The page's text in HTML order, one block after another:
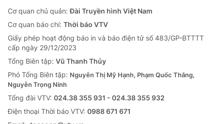
Ðiện thoại Thời báo VTV:
024.66 897 897
Email:
toasoan@vtv.vn
Liên hệ quảng cáo:
024-7300.7108
Cơ quan chủ quản:Đài Truyền hình Việt Nam
Cơ quan báo chí: Thời báo VTV
Giấy phép hoạt động báo in và báo điện tử số 483/GP-BTTTT
cấp ngày 29/12/2023
Tổng Biên tập: Vũ Thanh Thủy
Phó Tổng Biên tập: Nguyễn Thị Mỹ Hạnh, Phạm Quốc Thắng,
Nguyễn Trọng Ninh
Tổng đài VTV: 024.38 355 931 - 024.38 355 932
Ðiện thoại Thời báo VTV: 0988 671 671